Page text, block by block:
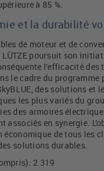
à 85 %.
et la durabilité
de moteur et de
poursuit son
l'efficacité des
le cadre du programme
des solutions et
les plus variés du
des armoires
associés en synergie.
de tous les
solutions durables.
2 319